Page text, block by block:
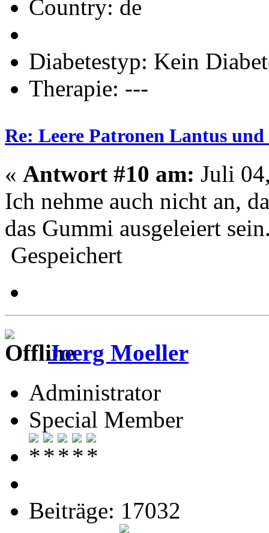
Country:
Diabetestyp: Kein
Therapie: ---
Re: Leere Patronen Lantus
« Antwort #10 am: Juli
Ich nehme auch nicht an,
das Gummi ausgeleiert
Gespeichert
Joerg Moeller
Administrator
Special Member
Beiträge: 17032